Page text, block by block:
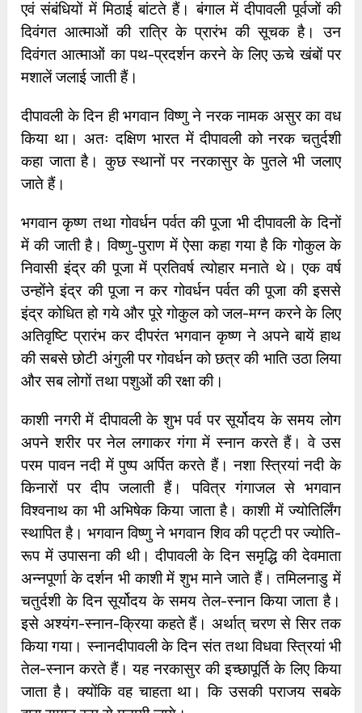
एवं संबंधियों में मिठाई बांटते हैं। बंगाल में दीपावली पूर्वजों की
दिवंगत आत्माओं की रात्रि के प्रारंभ की सूचक है। उन
दिवंगत आत्माओं का पथ-प्रदर्शन करने के लिए ऊचे खंबों पर
मशालें जलाई जाती हैं।
दीपावली के दिन ही भगवान विष्णु ने नरक नामक असुर का वध
किया था। अतः दक्षिण भारत में दीपावली को नरक चतुर्दशी
कहा जाता है। कुछ स्थानों पर नरकासुर के पुतले भी जलाए
जाते हैं।
भगवान कृष्ण तथा गोवर्धन पर्वत की पूजा भी दीपावली के दिनों
में की जाती है। विष्णु-पुराण में ऐसा कहा गया है कि गोकुल के
निवासी इंद्र की पूजा में प्रतिवर्ष त्योहार मनाते थे। एक वर्ष
उन्होंने इंद्र की पूजा न कर गोवर्धन पर्वत की पूजा की इससे
इंद्र कोधित हो गये और पूरे गोकुल को जल-मग्न करने के लिए
अतिवृष्टि प्रारंभ कर दीपरंत भगवान कृष्ण ने अपने बायें हाथ
की सबसे छोटी अंगुली पर गोवर्धन को छत्र की भाति उठा लिया
और सब लोगों तथा पशुओं की रक्षा की।
काशी नगरी में दीपावली के शुभ पर्व पर सूर्योदय के समय लोग
अपने शरीर पर नेल लगाकर गंगा में स्नान करते हैं। वे उस
परम पावन नदी में पुष्प अर्पित करते हैं। नशा स्त्रियां नदी के
किनारों पर दीप जलाती हैं। पवित्र गंगाजल से भगवान
विश्वनाथ का भी अभिषेक किया जाता है। काशी में ज्योतिर्लिंग
स्थापित है। भगवान विष्णु ने भगवान शिव की पट्टी पर ज्योति-
रूप में उपासना की थी। दीपावली के दिन समृद्धि की देवमाता
अन्नपूर्णा के दर्शन भी काशी में शुभ माने जाते हैं। तमिलनाडु में
चतुर्दशी के दिन सूर्योदय के समय तेल-स्नान किया जाता है।
इसे अश्यंग-स्नान-क्रिया कहते हैं। अर्थात् चरण से सिर तक
किया गया। स्नानदीपावली के दिन संत तथा विधवा स्त्रियां भी
तेल-स्नान करते हैं। यह नरकासुर की इच्छापूर्ति के लिए किया
जाता है। क्योंकि वह चाहता था। कि उसकी पराजय सबके